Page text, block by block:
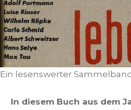
Ein lesenswerter
In diesem Buch aus dem